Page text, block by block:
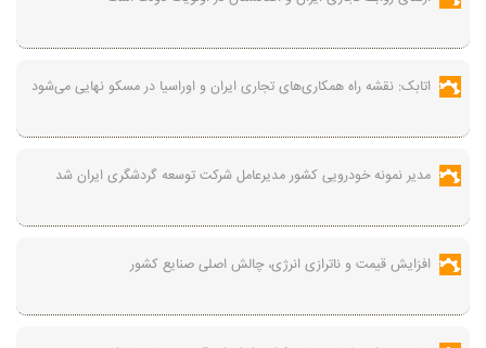
اتابک: نقشه راه همکاری‌های تجاری ایران و اوراسیا در مسکو نهایی می‌شود
مدیر نمونه خودرویی کشور مدیرعامل شرکت توسعه گردشگری ایران شد
افزایش قیمت و ناترازی انرژی، چالش اصلی صنایع کشور